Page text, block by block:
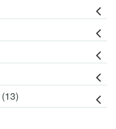
(13)